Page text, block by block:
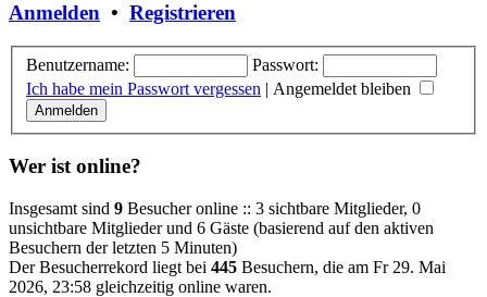
Anmelden • Registrieren
Benutzername:
Passwort:
Ich habe mein Passwort vergessen | Angemeldet bleiben
Wer ist online?
Insgesamt sind 9 Besucher online :: 3 sichtbare Mitglieder, 0
unsichtbare Mitglieder und 6 Gäste (basierend auf den aktiven
Besuchern der letzten 5 Minuten)
Der Besucherrekord liegt bei 445 Besuchern, die am Fr 29. Mai
2026, 23:58 gleichzeitig online waren.